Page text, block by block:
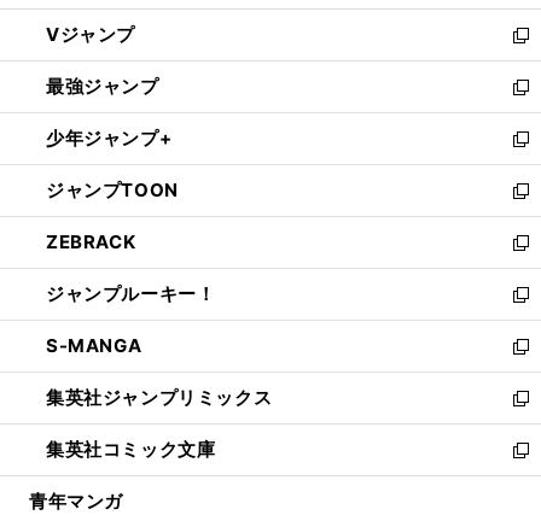
ウ
ィ
ン
ド
ウ
で
開
く
し
い
ウ
ィ
ン
ド
ウ
で
開
く
Vジャンプ
新
し
い
ウ
ィ
ン
ド
ウ
で
開
く
最強ジャンプ
新
し
い
ウ
ィ
ン
ド
ウ
で
開
く
少年ジャンプ+
新
し
い
ウ
ィ
ン
ド
ウ
で
開
く
ジャンプTOON
新
し
い
ウ
ィ
ン
ド
ウ
で
開
く
ZEBRACK
新
し
い
ウ
ィ
ン
ド
ウ
で
開
ジャンプルーキー！
新
し
い
ウ
ィ
ン
ド
ウ
S-MANGA
新
し
い
ウ
ィ
ン
集英社ジャンプリミックス
新
し
い
ウ
集英社コミック文庫
新
し
青年マンガ